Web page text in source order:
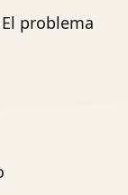
problema